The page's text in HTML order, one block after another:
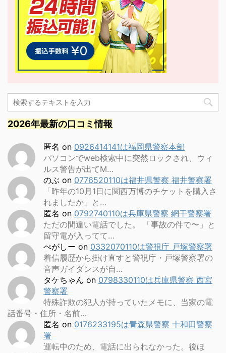
2026年最新の口コミ情報
匿名 on 0926414141は福岡県警察本部
パソコンでweb検索中に突然ロックされ、ウィ
ルス警告が出てM…
のぶ on 0776520110は福井県警察 福井警察署
「昨年の10月1日に関西万博のチケットを購入さ
れましたか」と…
匿名 on 0792740110は兵庫県警察 網干警察署
ただの間違い電話でした。 「事故の件で〜」と
留守電が入ってて…
ぺがしー on 0332070110は警視庁 戸塚警察署
着信履歴から掛け直すと警視庁・戸塚警察署の
音声ガイダンスが自…
タケちゃん on 0798330110は兵庫県警察 西宮
警察署
特殊詐欺の犯人が持っていたメモに、当家の電
話番号・住所・名前…
匿名 on 0176233195は青森県警察 十和田警察
署
運転中のため、電話に出られなかった。後ほ